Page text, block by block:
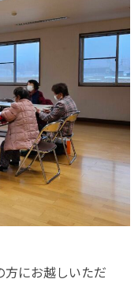
にお越しいただ